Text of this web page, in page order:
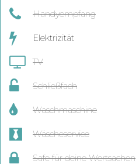
Handyempfang
Elektrizität
TV
Schließfach
Waschmaschine
Wäscheservice
Safe für deine Wertsachen